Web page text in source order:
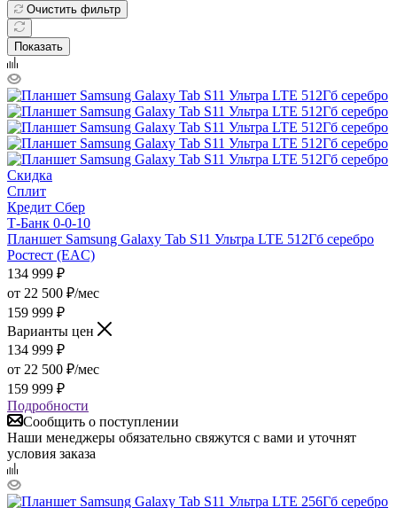
Очистить фильтр
Показать
Скидка
Сплит
Кредит Сбер
Т-Банк 0-0-10
Планшет Samsung Galaxy Tab S11 Ультра LTE 512Гб серебро
Ростест (EAC)
134 999 ₽
от 22 500 ₽/мес
159 999 ₽
Варианты цен
134 999 ₽
от 22 500 ₽/мес
159 999 ₽
Подробности
Сообщить о поступлении
Наши менеджеры обязательно свяжутся с вами и уточнят
условия заказа